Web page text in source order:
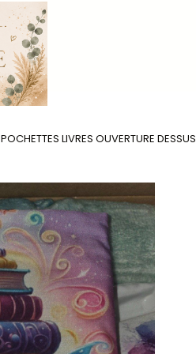
POCHETTES LIVRES OUVERTURE DESSUS